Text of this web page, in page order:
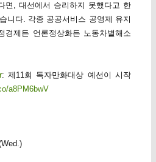
면, 대선에서 승리하지 못했다고 한
니다. 각종 공공서비스 공영제 유지
경제든 언론정상화든 노동차별해소
: 제11회 독자만화대상 예선이 시작
a8PM6bwV